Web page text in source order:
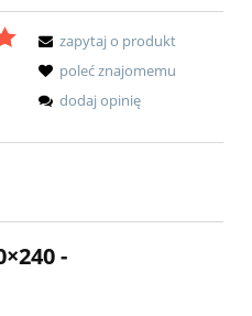
zapytaj o produkt
poleć znajomemu
dodaj opinię
-